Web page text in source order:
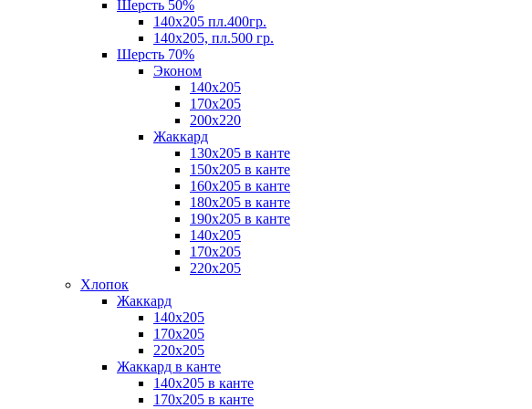
Шерсть 50%
140х205 пл.400гр.
140х205, пл.500 гр.
Шерсть 70%
Эконом
140х205
170х205
200х220
Жаккард
130х205 в канте
150х205 в канте
160х205 в канте
180х205 в канте
190х205 в канте
140х205
170х205
220х205
Хлопок
Жаккард
140x205
170х205
220х205
Жаккард в канте
140х205 в канте
170х205 в канте